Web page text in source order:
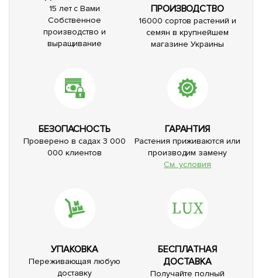
15 лет с Вами
Собственное
производство и
выращивание
ПРОИЗВОДСТВО
16000 сортов растений и
семян в крупнейшем
магазине Украины
БЕЗОПАСНОСТЬ
Проверено в садах 3 000
000 клиентов
ГАРАНТИЯ
Растения приживаются или
производим замену
См. условия
УПАКОВКА
Переживающая любую
доставку
БЕСПЛАТНАЯ
ДОСТАВКА
Получайте полный